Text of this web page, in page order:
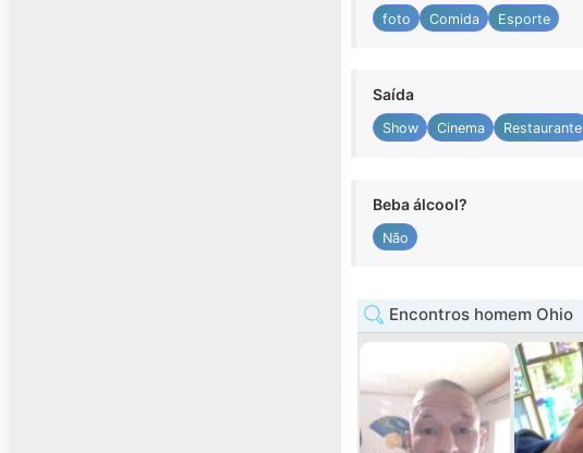
foto Comida Esporte
Saída
Show Cinema Restaurante
Beba álcool?
Não
Encontros homem Ohio